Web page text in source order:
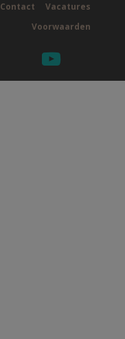
Vacatures
Contact
Voorwaarden